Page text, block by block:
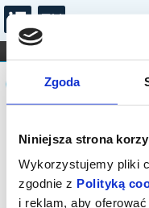
Zgoda
Niniejsza strona
Wykorzystujemy pliki
zgodnie z Polityką
i reklam, aby
FILHARMONIA
DLA DZIECI
Komunikat
Sprzedaż on-
sprawdź